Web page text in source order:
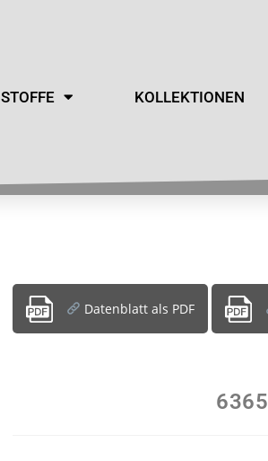
STOFFE KOLLEKTIONEN
Datenblatt als PDF
6365